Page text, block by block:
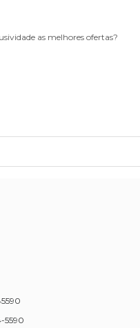
as melhores ofertas?
5590